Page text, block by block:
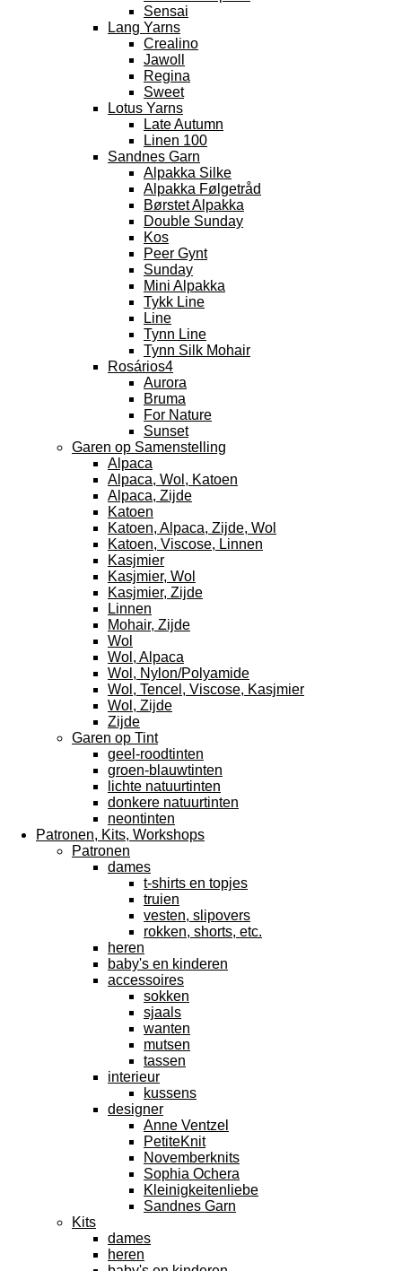
Sensai
Lang Yarns
Crealino
Jawoll
Regina
Sweet
Lotus Yarns
Late Autumn
Linen 100
Sandnes Garn
Alpakka Silke
Alpakka Følgetråd
Børstet Alpakka
Double Sunday
Kos
Peer Gynt
Sunday
Mini Alpakka
Tykk Line
Line
Tynn Line
Tynn Silk Mohair
Rosários4
Aurora
Bruma
For Nature
Sunset
Garen op Samenstelling
Alpaca
Alpaca, Wol, Katoen
Alpaca, Zijde
Katoen
Katoen, Alpaca, Zijde, Wol
Katoen, Viscose, Linnen
Kasjmier
Kasjmier, Wol
Kasjmier, Zijde
Linnen
Mohair, Zijde
Wol
Wol, Alpaca
Wol, Nylon/Polyamide
Wol, Tencel, Viscose, Kasjmier
Wol, Zijde
Zijde
Garen op Tint
geel-roodtinten
groen-blauwtinten
lichte natuurtinten
donkere natuurtinten
neontinten
Patronen, Kits, Workshops
Patronen
dames
t-shirts en topjes
truien
vesten, slipovers
rokken, shorts, etc.
heren
baby's en kinderen
accessoires
sokken
sjaals
wanten
mutsen
tassen
interieur
kussens
designer
Anne Ventzel
PetiteKnit
Novemberknits
Sophia Ochera
Kleinigkeitenliebe
Sandnes Garn
Kits
dames
heren